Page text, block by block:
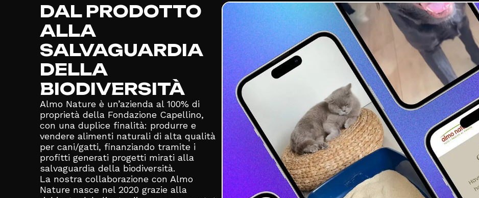
DAL PRODOTTO
ALLA
SALVAGUARDIA
DELLA
BIODIVERSITÀ
Almo Nature è un’azienda al 100% di
proprietà della Fondazione Capellino,
con una duplice finalità: produrre e
vendere alimenti naturali di alta qualità
per cani/gatti, finanziando tramite i
profitti generati progetti mirati alla
salvaguardia della biodiversità.
La nostra collaborazione con Almo
Nature nasce nel 2020 grazie alla